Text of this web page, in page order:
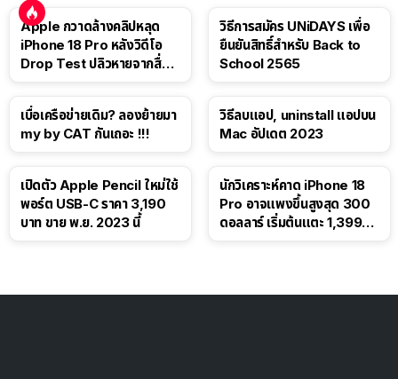
Apple กวาดล้างคลิปหลุด
iPhone 18 Pro หลังวิดีโอ
Drop Test ปลิวหายจากสื่อ
วิธีการสมัคร UNiDAYS เพื่อ
ยืนยันสิทธิ์สำหรับ Back to
School 2565
เบื่อเครือข่ายเดิม? ลองย้ายมา
my by CAT กันเถอะ !!!
วิธีลบแอป, uninstall แอปบน
Mac อัปเดต 2023
เปิดตัว Apple Pencil ใหม่ใช้
พอร์ต USB-C ราคา 3,190
บาท ขาย พ.ย. 2023 นี้
นักวิเคราะห์คาด iPhone 18
Pro อาจแพงขึ้นสูงสุด 300
ดอลลาร์ เริ่มต้นแตะ 1,399